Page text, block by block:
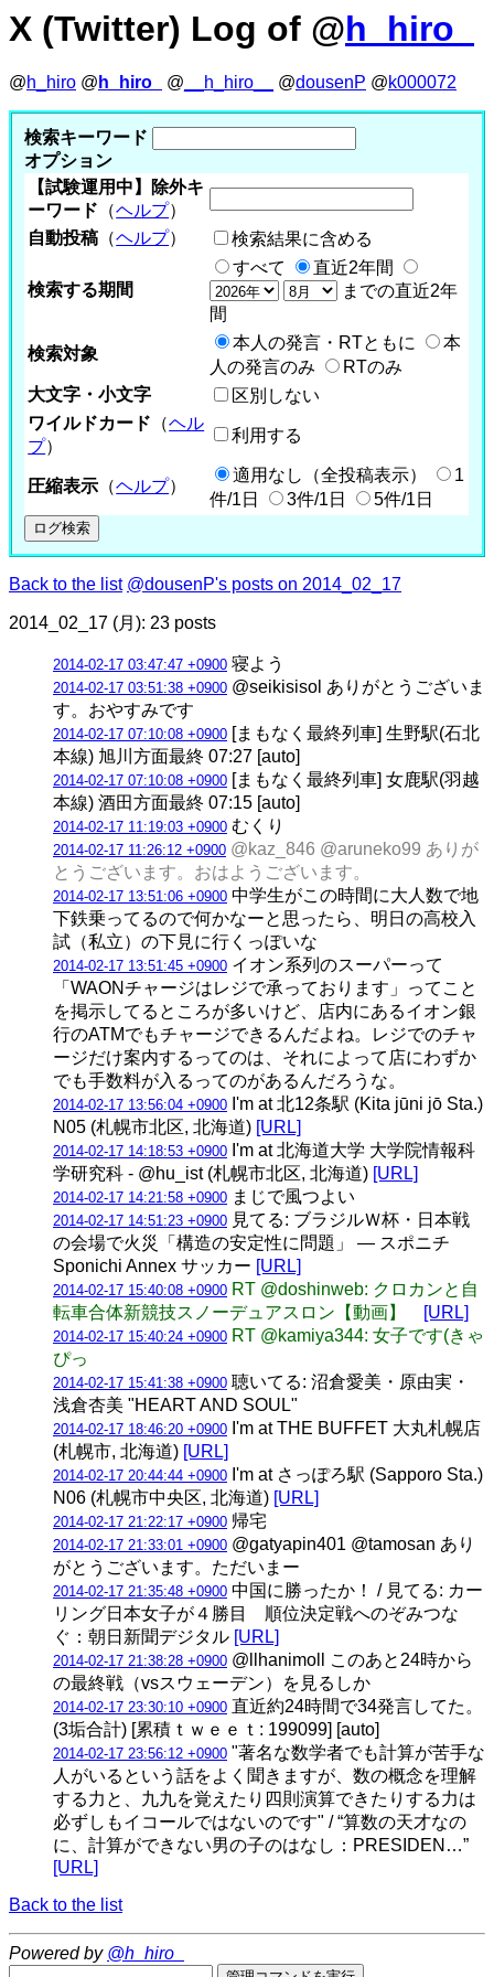
X (Twitter) Log of @h_hiro_
@h_hiro @ h_hiro_ @ __h_hiro__ @dousenP @k000072
検索キーワード
オプション
【試験運用中】除外キ
ーワード （ヘルプ）
自動投稿 （ヘルプ） 検索結果に含める
検索する期間
すべて
直近2年間
までの直近2年
間
検索対象
本人の発言・RTともに
本
人の発言のみ
RTのみ
大文字・小文字
区別しない
ワイルドカード （ヘル
プ）
利用する
圧縮表示 （ヘルプ）
適用なし（全投稿表示）
1
件/1日
3件/1日 5件/1日
Back to the list @dousenP's posts on 2014_02_17
2014_02_17 (月): 23 posts
2014-02-17 03:47:47 +0900 寝よう
2014-02-17 03:51:38 +0900 @seikisisol ありがとうございま
す。おやすみです
2014-02-17 07:10:08 +0900 [まもなく最終列車] 生野駅(石北
本線) 旭川方面最終 07:27 [auto]
2014-02-17 07:10:08 +0900 [まもなく最終列車] 女鹿駅(羽越
本線) 酒田方面最終 07:15 [auto]
2014-02-17 11:19:03 +0900 むくり
2014-02-17 11:26:12 +0900 @kaz_846 @aruneko99 ありが
とうございます。おはようございます。
2014-02-17 13:51:06 +0900 中学生がこの時間に大人数で地
下鉄乗ってるので何かなーと思ったら、明日の高校入
試（私立）の下見に行くっぽいな
2014-02-17 13:51:45 +0900 イオン系列のスーパーって
「WAONチャージはレジで承っております」ってこと
を掲示してるところが多いけど、店内にあるイオン銀
行のATMでもチャージできるんだよね。レジでのチャ
ージだけ案内するってのは、それによって店にわずか
でも手数料が入るってのがあるんだろうな。
2014-02-17 13:56:04 +0900 I'm at 北12条駅 (Kita jūni jō Sta.)
N05 (札幌市北区, 北海道) [URL]
2014-02-17 14:18:53 +0900 I'm at 北海道大学 大学院情報科
学研究科 - @hu_ist (札幌市北区, 北海道) [URL]
2014-02-17 14:21:58 +0900 まじで風つよい
2014-02-17 14:51:23 +0900 見てる: ブラジルＷ杯・日本戦
の会場で火災「構造の安定性に問題」 ― スポニチ
Sponichi Annex サッカー [URL]
2014-02-17 15:40:08 +0900 RT @doshinweb: クロカンと自
転車合体新競技スノーデュアスロン【動画】
[URL]
2014-02-17 15:40:24 +0900 RT @kamiya344: 女子です(きゃ
ぴっ
2014-02-17 15:41:38 +0900 聴いてる: 沼倉愛美・原由実・
浅倉杏美 "HEART AND SOUL"
2014-02-17 18:46:20 +0900 I'm at THE BUFFET 大丸札幌店
(札幌市, 北海道) [URL]
2014-02-17 20:44:44 +0900 I'm at さっぽろ駅 (Sapporo Sta.)
N06 (札幌市中央区, 北海道) [URL]
2014-02-17 21:22:17 +0900 帰宅
2014-02-17 21:33:01 +0900 @gatyapin401 @tamosan あり
がとうございます。ただいまー
2014-02-17 21:35:48 +0900 中国に勝ったか！ / 見てる: カー
リング日本女子が４勝目 順位決定戦へのぞみつな
ぐ：朝日新聞デジタル [URL]
2014-02-17 21:38:28 +0900 @llhanimoll このあと24時から
の最終戦（vsスウェーデン）を見るしか
2014-02-17 23:30:10 +0900 直近約24時間で34発言してた。
(3垢合計) [累積ｔｗｅｅｔ: 199099] [auto]
2014-02-17 23:56:12 +0900 "著名な数学者でも計算が苦手な
人がいるという話をよく聞きますが、数の概念を理解
する力と、九九を覚えたり四則演算できたりする力は
必ずしもイコールではないのです" / “算数の天才なの
に、計算ができない男の子のはなし：PRESIDEN…”
[URL]
Back to the list
Powered by @h_hiro_